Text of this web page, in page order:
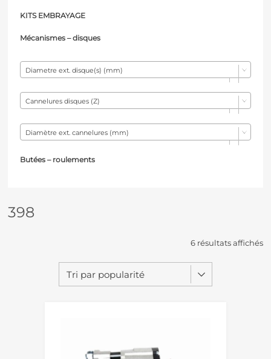
398
6 résultats affichés
KITS EMBRAYAGE
Mécanismes – disques
Diametre ext. disque(s) (mm)
Cannelures disques (Z)
Diamètre ext. cannelures (mm)
Butées – roulements